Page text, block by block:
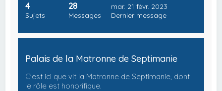
4
Sujets
28
Messages
mar. 21 févr. 2023
Dernier message
Palais de la Matronne de Septimanie
C'est ici que vit la Matronne de Septimanie, dont
le rôle est honorifique.